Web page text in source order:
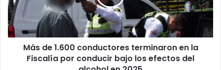
en
la
Fiscalía
por
conducirMás de 1.600 conductores terminaron en la
Fiscalía por conducir bajo los efectos del